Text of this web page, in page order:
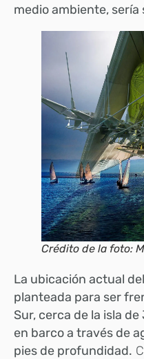
medio ambiente, sería
Crédito de la foto:
La ubicación actual
planteada para ser
Sur, cerca de la isla
en barco a través de
pies de profundidad.